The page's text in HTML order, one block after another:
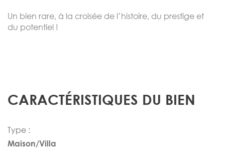
Un bien rare, à la croisée de l’histoire, du prestige et
du potentiel !
CARACTÉRISTIQUES DU BIEN
Type :
Maison/Villa